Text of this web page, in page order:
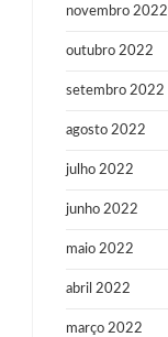
novembro 2022
outubro 2022
setembro 2022
agosto 2022
julho 2022
junho 2022
maio 2022
abril 2022
março 2022